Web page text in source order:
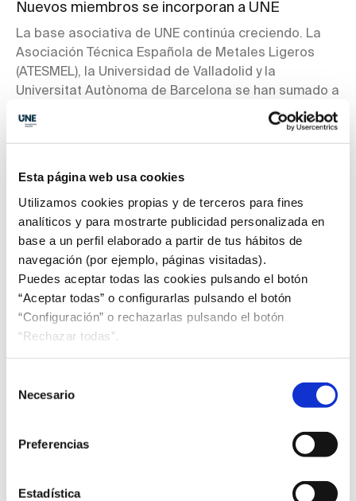
Esta página web usa cookies
Utilizamos cookies propias y de terceros para fines
analíticos y para mostrarte publicidad personalizada en
base a un perfil elaborado a partir de tus hábitos de
navegación (por ejemplo, páginas visitadas).
Puedes aceptar todas las cookies pulsando el botón
“Aceptar todas” o configurarlas pulsando el botón
“Configuración” o rechazarlas pulsando el botón
“Rechazar todas”.
Necesario
Preferencias
Estadística
Nuevos miembros se incorporan a UNE
La base asociativa de UNE continúa creciendo. La
Asociación Técnica Española de Metales Ligeros
(ATESMEL), la Universidad de Valladolid y la
Universitat Autònoma de Barcelona se han sumado a
la membresía de UNE, que está compuesta por más
de 500 miembros que representan a la práctica
sistema español de normalización. A través de la
Entidad, pueden contribuir, de forma activa, a la
construcción de un mundo más seguro, sostenible y
competitivo, con el desarrollo de normas técnicas.
A partir de ahora, los nuevos miembros accederán a
una serie de beneficios por el hecho de ...Leer más